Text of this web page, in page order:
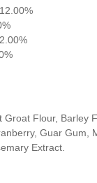
Groat Flour, Barley
Guar Gum,
Extract.